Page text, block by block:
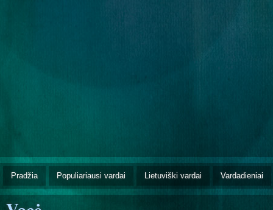
Pradžia Populiariausi vardai Lietuviški vardai Vardadieniai